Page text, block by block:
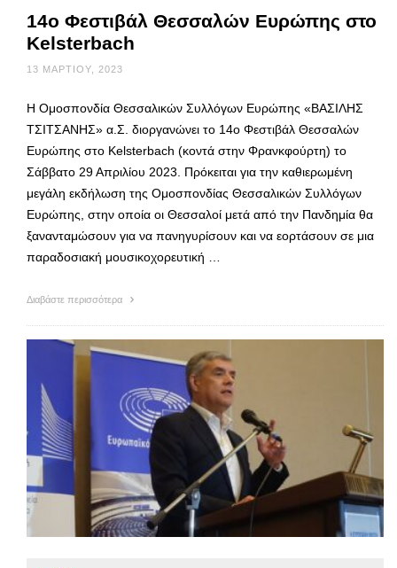
14ο Φεστιβάλ Θεσσαλών Ευρώπης στο
Kelsterbach
13 ΜΑΡΤΊΟΥ, 2023
Η Ομοσπονδία Θεσσαλικών Συλλόγων Ευρώπης «ΒΑΣΙΛΗΣ
ΤΣΙΤΣΑΝΗΣ» α.Σ. διοργανώνει το 14ο Φεστιβάλ Θεσσαλών
Ευρώπης στο Kelsterbach (κοντά στην Φρανκφούρτη) το
Σάββατο 29 Απριλίου 2023. Πρόκειται για την καθιερωμένη
μεγάλη εκδήλωση της Ομοσπονδίας Θεσσαλικών Συλλόγων
Ευρώπης, στην οποία οι Θεσσαλοί μετά από την Πανδημία θα
ξανανταμώσουν για να πανηγυρίσουν και να εορτάσουν σε μια
παραδοσιακή μουσικοχορευτική …
Διαβάστε περισσότερα